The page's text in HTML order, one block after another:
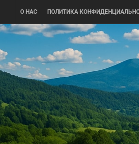
content
О НАС ПОЛИТИКА